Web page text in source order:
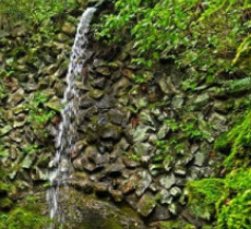
휴게소
전기충전소
식물도감